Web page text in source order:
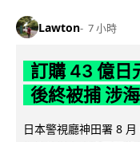
Lawton 7 小時
訂購 43 億日
後終被捕 涉
日本警視廳神田署 8